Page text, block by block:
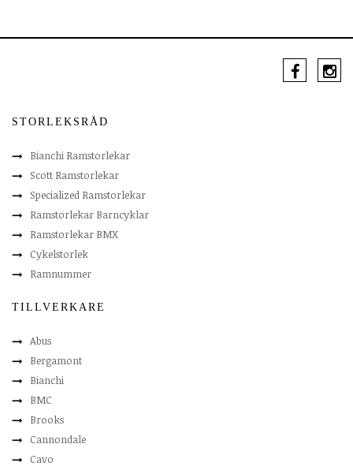
STORLEKSRÅD
Bianchi Ramstorlekar
Scott Ramstorlekar
Specialized Ramstorlekar
Ramstorlekar Barncyklar
Ramstorlekar BMX
Cykelstorlek
Ramnummer
TILLVERKARE
Abus
Bergamont
Bianchi
BMC
Brooks
Cannondale
Cavo